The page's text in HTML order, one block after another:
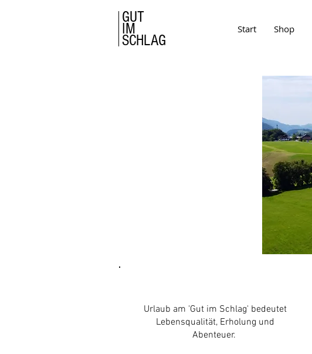
GUT
IM
SCHLAG
Start Shop
Urlaub am 'Gut im Schlag' bedeutet
Lebensqualität, Erholung und
Abenteuer.